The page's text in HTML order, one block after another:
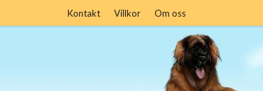
Kontakt Villkor Om oss